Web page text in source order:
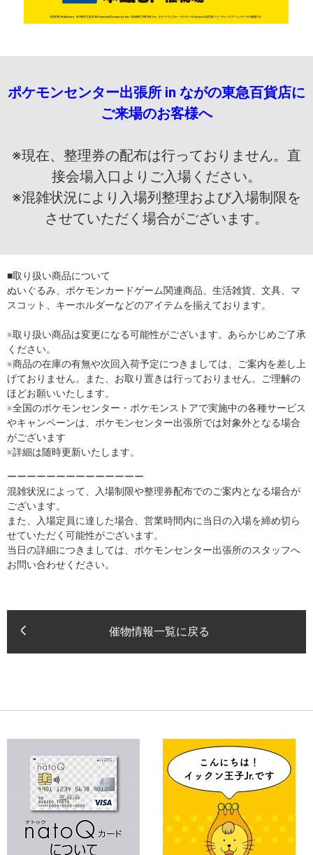
ポケモンセンター出張所 in ながの東急百貨店に
ご来場のお客様へ
※現在、整理券の配布は行っておりません。直
接会場入口よりご入場ください。
※混雑状況により入場列整理および入場制限を
させていただく場合がございます。
■取り扱い商品について
ぬいぐるみ、ポケモンカードゲーム関連商品、生活雑貨、文具、マ
スコット、キーホルダーなどのアイテムを揃えております。
※取り扱い商品は変更になる可能性がございます。あらかじめご了承
ください。
※商品の在庫の有無や次回入荷予定につきましては、ご案内を差し上
げておりません。また、お取り置きは行っておりません。ご理解の
ほどお願いいたします。
※全国のポケモンセンター・ポケモンストアで実施中の各種サービス
やキャンペーンは、ポケモンセンター出張所では対象外となる場合
がございます
※詳細は随時更新いたします。
ーーーーーーーーーーーーーー
混雑状況によって、入場制限や整理券配布でのご案内となる場合が
ございます。
また、入場定員に達した場合、営業時間内に当日の入場を締め切ら
せていただく可能性がございます。
当日の詳細につきましては、ポケモンセンター出張所のスタッフへ
お問い合わせください。
催物情報一覧に戻る